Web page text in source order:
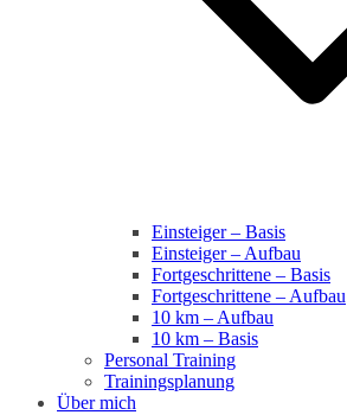
Einsteiger – Basis
Einsteiger – Aufbau
Fortgeschrittene – Basis
Fortgeschrittene – Aufbau
10 km – Aufbau
10 km – Basis
Personal Training
Trainingsplanung
Über mich